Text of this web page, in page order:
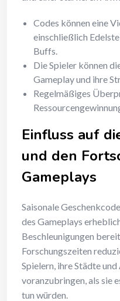
Codes können eine
einschließlich
Buffs.
Die Spieler können
Gameplay und ihre
Regelmäßiges
Einfluss auf
und den
Gameplays
Saisonale
des Gameplays
Beschleunigungen
Forschungszeiten
Spielern, ihre Städte
voranzubringen, als sie
tun würden.